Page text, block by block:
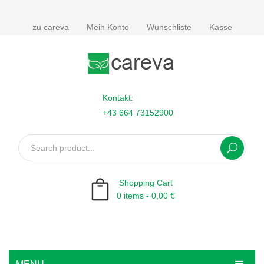
zu careva Mein Konto Wunschliste Kasse
Kontakt:
+43 664 73152900
Shopping Cart
0 items - 0,00 €